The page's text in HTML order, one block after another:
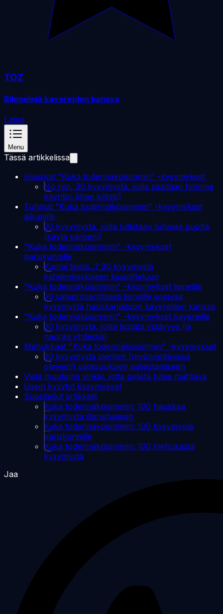
TOZ
Bilepelejä kavereiden kanssa
Lataa
Menu
Tässä artikkelissa
Hauskat "Kuka todennäköisimmin" -kysymykset
No niin, 30 kysymystä, joilla saadaan homma
käyntiin (ihan kiltisti!)
Tuhmat "Kuka todennäköisimmin" -kysymykset
aikuisille
30 kysymystä, joilla tutkitaan tuhmaa puolta
(käytä varoen!)
"Kuka todennäköisimmin" -kysymykset
pariskunnille
Kumpi teistä...? 30 kysymystä
kahdenkeskiseen kiusoitteluun
"Kuka todennäköisimmin" -kysymykset teineille
30 sataprosenttisesti teineille sopivaa
kysymystä hauskanpitoon kavereiden kanssa
"Kuka todennäköisimmin" -kysymykset kavereille
30 kysymystä, joilla testata ystävyys (ja
nauraa yhdessä)
Mehukkaat "Kuka todennäköisimmin" -kysymykset
30 kysymystä pienten (myönnettävissä
olevien!) salaisuuksien paljastamiseen
Vielä muutama vinkki, jotta pelistä tulee mahtava
Usein kysytyt kysymykset
Suositellut artikkelit
Kuka todennäköisimmin: 100 hauskaa
kysymystä illanistujaisiin
Kuka todennäköisimmin: 100 kysymystä
pariskunnille
Kuka todennäköisimmin: 100 mehukasta
kysymystä
Jaa